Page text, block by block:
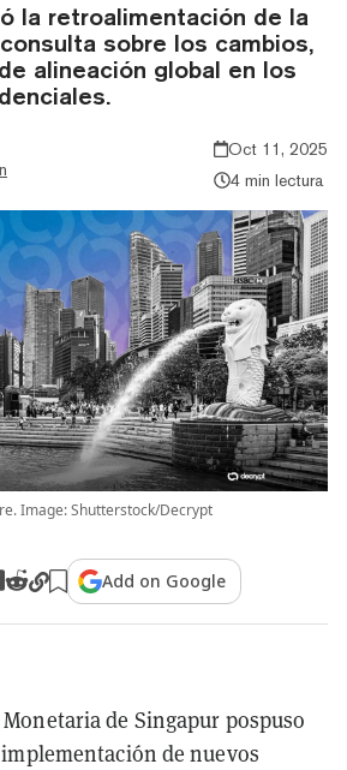
la retroalimentación de la
sobre los cambios,
alineación global en los
Oct 11, 2025
4 min lectura
Image: Shutterstock/Decrypt
Add on Google
de Singapur pospuso
implementación de nuevos